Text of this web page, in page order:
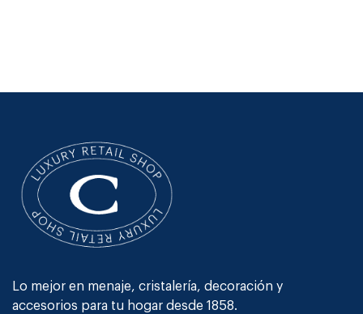
Lo mejor en menaje, cristalería, decoración y
accesorios para tu hogar desde 1858.